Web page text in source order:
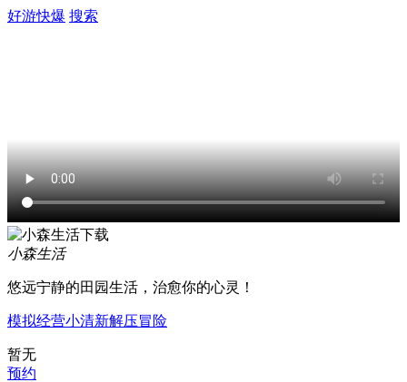
好游快爆 搜索
小森生活
悠远宁静的田园生活，治愈你的心灵！
模拟经营小清新解压冒险
暂无
预约